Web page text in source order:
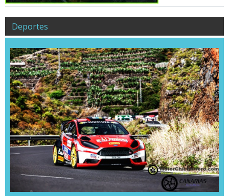
Deportes